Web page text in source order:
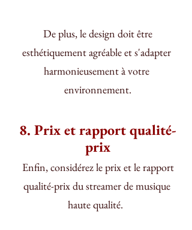
esthétiquement agréable et s'adapter
harmonieusement à votre
environnement.
8. Prix et rapport qualité-
prix
qualité-prix du streamer de musique
haute qualité.